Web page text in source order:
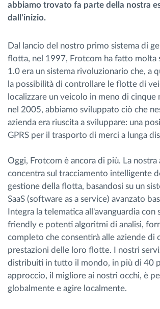
Scopri quanto risparmi
abbiamo trovato fa parte della nostra
dall'inizio.
Dal lancio del nostro primo sistema di
flotta, nel 1997, Frotcom ha fatto molta
1.0 era un sistema rivoluzionario che, a
la possibilità di controllare le flotte di
localizzare un veicolo in meno di cinque
nel 2005, abbiamo sviluppato ciò che
azienda era riuscita a sviluppare: una
GPRS per il trasporto di merci a lunga
Oggi, Frotcom è ancora di più. La nostra
concentra sul tracciamento intelligente
gestione della flotta, basandosi su un
SaaS (software as a service) avanzato
Integra la telematica all'avanguardia con
friendly e potenti algoritmi di analisi,
completo che consentirà alle aziende di
prestazioni delle loro flotte. I nostri
distribuiti in tutto il mondo, in più di 40
approccio, il migliore ai nostri occhi, è
globalmente e agire localmente.